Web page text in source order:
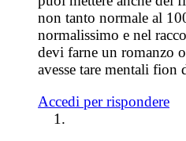
non tanto normale al
normalissimo e nel
devi farne un romanzo
avesse tare mentali
Accedi per rispondere